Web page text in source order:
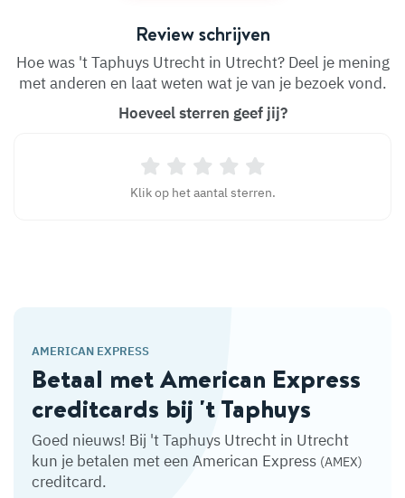
Review schrijven
Hoe was 't Taphuys Utrecht in Utrecht? Deel je mening
met anderen en laat weten wat je van je bezoek vond.
Hoeveel sterren geef jij?
Klik op het aantal sterren.
AMERICAN EXPRESS
Betaal met American Express
creditcards bij 't Taphuys
Goed nieuws! Bij 't Taphuys Utrecht in Utrecht
kun je betalen met een American Express (AMEX)
creditcard.